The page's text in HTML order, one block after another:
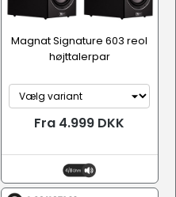
Magnat Signature 603 reol
højttalerpar
Fra 4.999 DKK